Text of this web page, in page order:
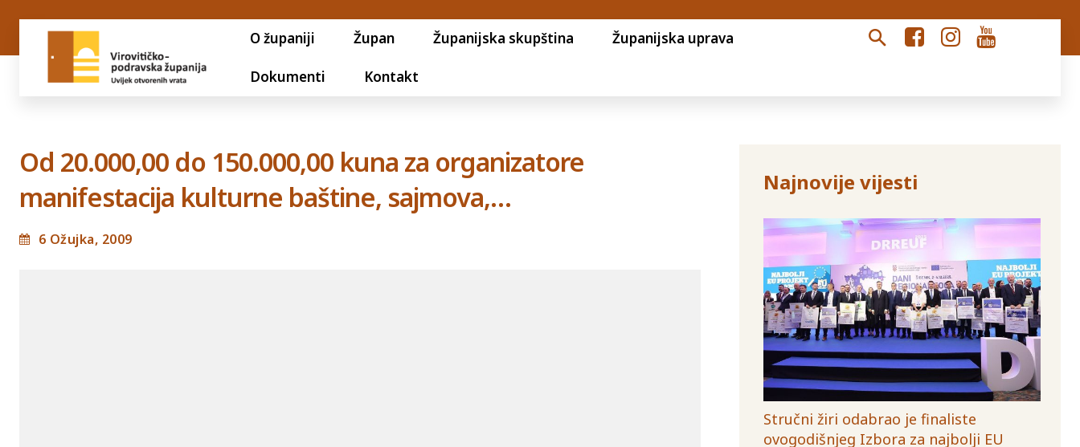
O županiji Župan Županijska skupština Županijska uprava
Dokumenti Kontakt
Od 20.000,00 do 150.000,00 kuna za organizatore
manifestacija kulturne baštine, sajmova,…
6 Ožujka, 2009
Najnovije vijesti
Stručni žiri odabrao je finaliste
ovogodišnjeg Izbora za najbolji EU